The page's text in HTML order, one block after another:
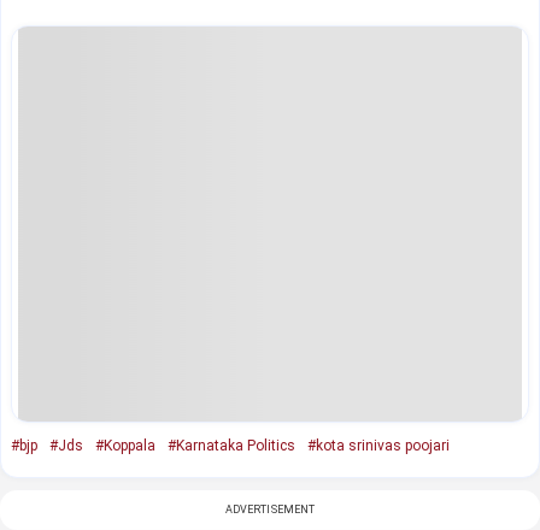
#bjp #Jds #Koppala #Karnataka Politics #kota srinivas poojari
ADVERTISEMENT